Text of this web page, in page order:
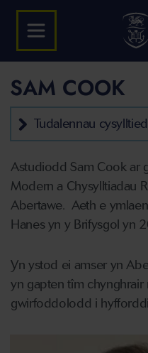
SAM COOK
Tudalennau
Astudiodd Sam Cook ar
Modern a Chysylltiadau
Abertawe.Aeth e
Hanes yn y Brifysgol yn
Yn ystod ei amser yn
yn gapten tîm chynghrair
gwirfoddolodd i